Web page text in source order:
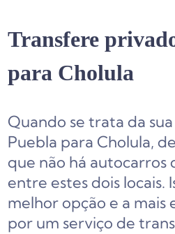
Transfere
para Cholula
Quando se trata da
Puebla para Cholula,
que não há autocarros
entre estes dois locais.
melhor opção e a mais
por um serviço de